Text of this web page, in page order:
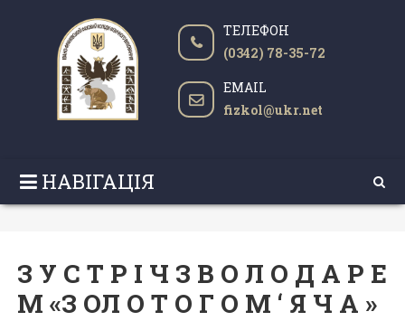
ТЕЛЕФОН
(0342) 78-35-72
EMAIL
fizkol@ukr.net
НАВІГАЦІЯ
З У С Т Р І Ч З В О Л О Д А Р Е
М «З ОЛ О Т О Г О М ‘ Я Ч А »